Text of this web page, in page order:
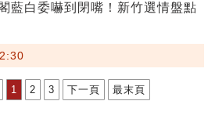
藍白委嚇到閉嘴！新竹選情盤點
1 2 3 下一頁 最末頁